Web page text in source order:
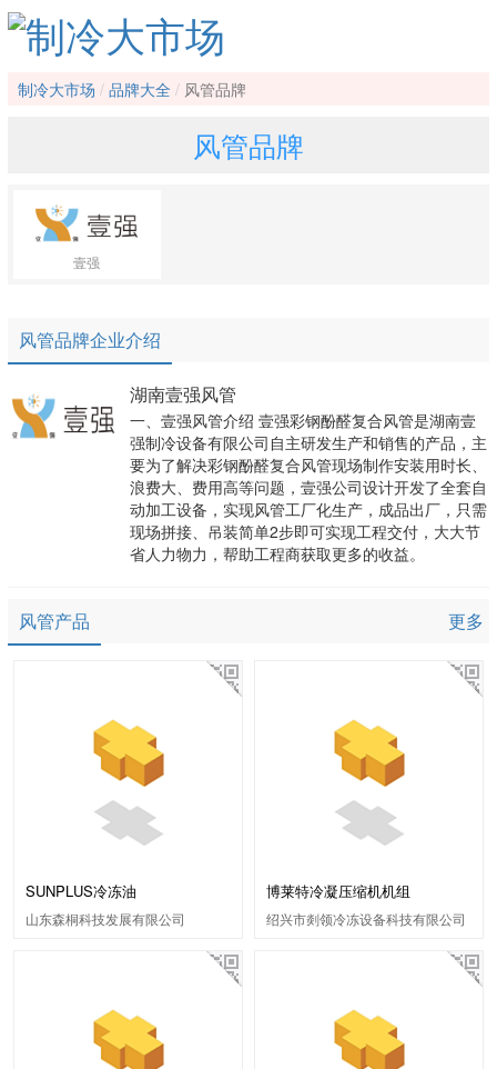
制冷大市场 品牌大全 风管品牌
风管品牌
壹强
风管品牌企业介绍
湖南壹强风管
一、壹强风管介绍 壹强彩钢酚醛复合风管是湖南壹
强制冷设备有限公司自主研发生产和销售的产品，主
要为了解决彩钢酚醛复合风管现场制作安装用时长、
浪费大、费用高等问题，壹强公司设计开发了全套自
动加工设备，实现风管工厂化生产，成品出厂，只需
现场拼接、吊装简单2步即可实现工程交付，大大节
省人力物力，帮助工程商获取更多的收益。
风管产品 更多
SUNPLUS冷冻油
山东森桐科技发展有限公司
博莱特冷凝压缩机机组
绍兴市剡领冷冻设备科技有限公司